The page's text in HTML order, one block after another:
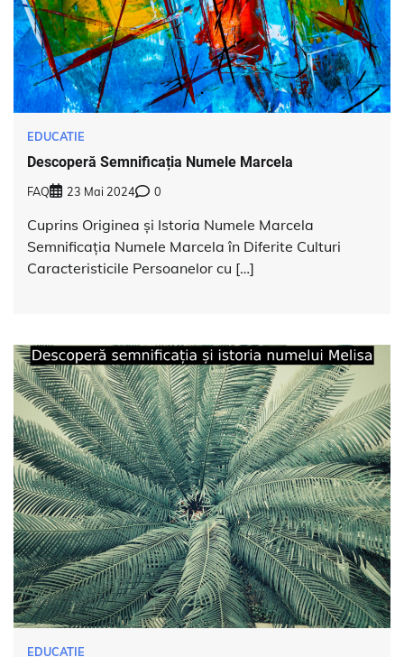
EDUCATIE
Descoperă Semnificația Numele Marcela
FAQ 23 Mai 2024 0
Cuprins Originea și Istoria Numele Marcela
Semnificația Numele Marcela în Diferite Culturi
Caracteristicile Persoanelor cu […]
EDUCATIE